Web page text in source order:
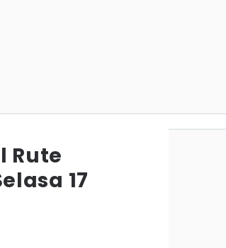
Rute
17